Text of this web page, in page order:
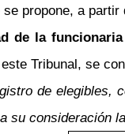
propone, a partir
de la
Tribunal, se
de elegibles,
consideración